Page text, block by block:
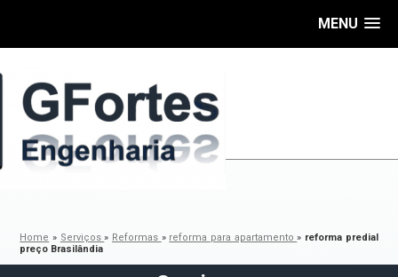
MENU
Home » Serviços» Reformas » reforma para apartamento» reforma predial
preço Brasilândia